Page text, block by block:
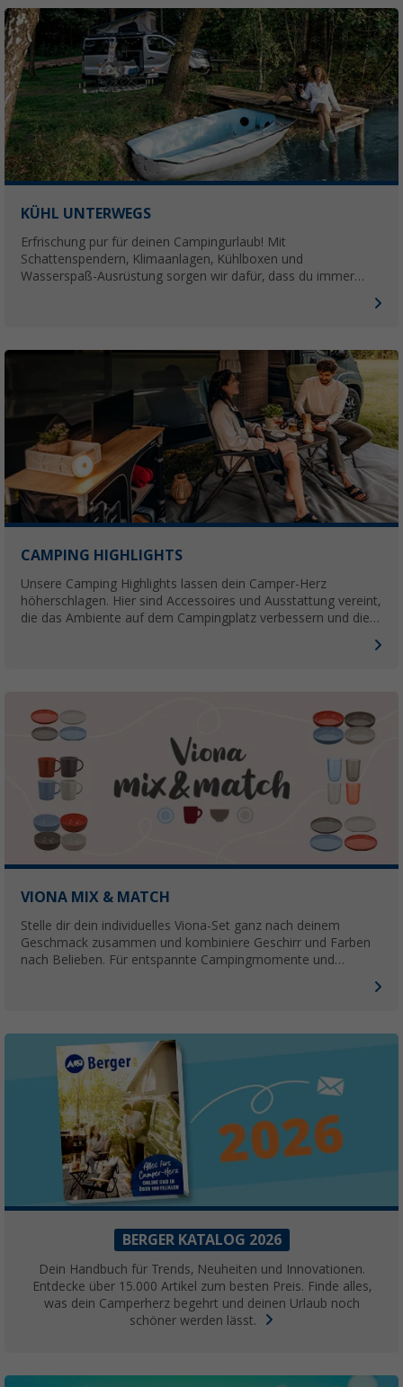
KÜHL UNTERWEGS
Erfrischung pur für deinen Campingurlaub! Mit
Schattenspendern, Klimaanlagen, Kühlboxen und
Wasserspaß-Ausrüstung sorgen wir dafür, dass du immer
CAMPING HIGHLIGHTS
Unsere Camping Highlights lassen dein Camper-Herz
höherschlagen. Hier sind Accessoires und Ausstattung vereint,
die das Ambiente auf dem Campingplatz verbessern und die
VIONA MIX & MATCH
Stelle dir dein individuelles Viona-Set ganz nach deinem
Geschmack zusammen und kombiniere Geschirr und Farben
nach Belieben. Für entspannte Campingmomente und
BERGER KATALOG 2026
Dein Handbuch für Trends, Neuheiten und Innovationen.
Entdecke über 15.000 Artikel zum besten Preis. Finde alles,
was dein Camperherz begehrt und deinen Urlaub noch
schöner werden lässt.